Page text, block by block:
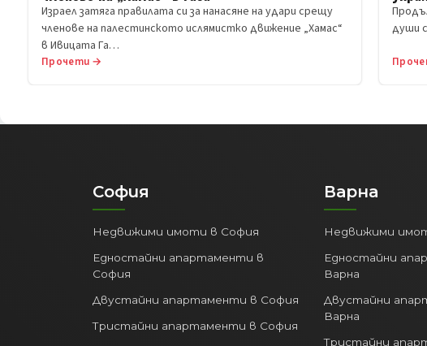
Израел затяга правилата си за нанасяне на удари срещу
членове на палестинското ислямистко движение „Хамас“
в Ивицата Га…
Прочети →
души
София
Недвижими имоти в София
Едностайни апартаменти в
София
Двустайни апартаменти в София
Тристайни апартаменти в София
Варна
Недвижими
Едностайни
Варна
Двустайни
Варна
Тристайни